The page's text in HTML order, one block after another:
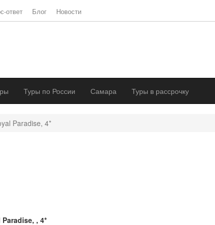
ответ Блог Новости
Туры по России Самара Туры в рассрочку
Paradise, 4*
Paradise, , 4*